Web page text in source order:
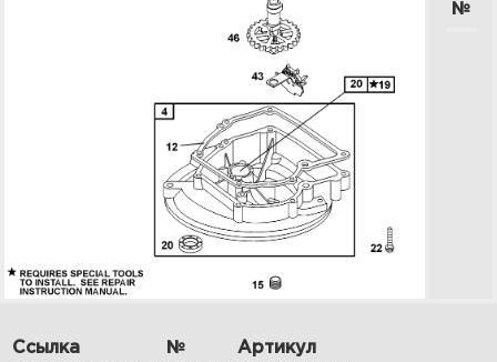
2 Детали стартера 10C902-
0115-01
№
Ссылка №
Артикул